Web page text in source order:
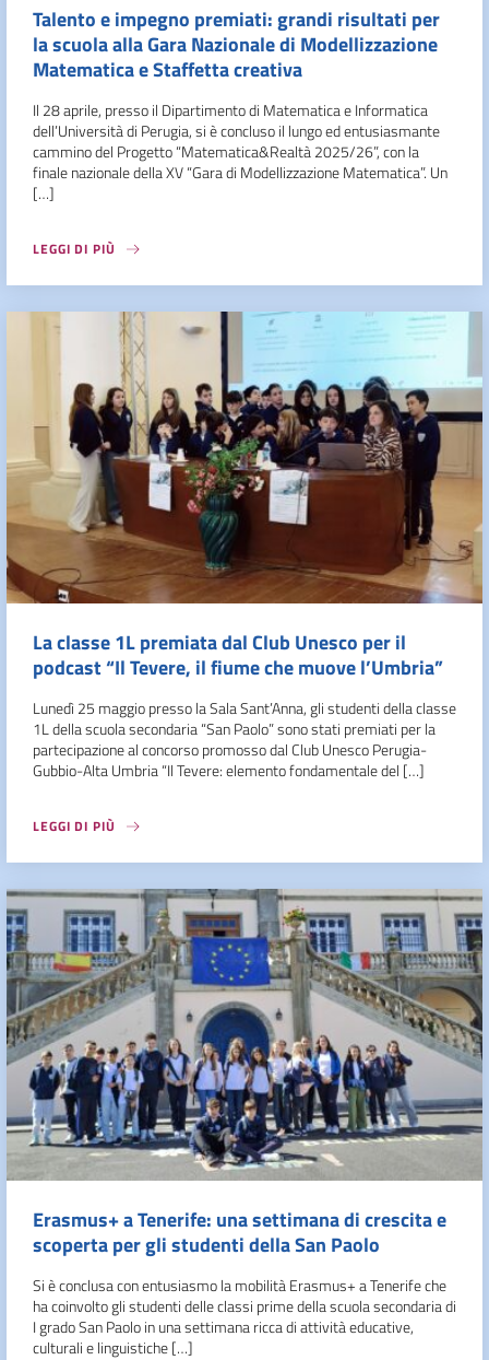
Talento e impegno premiati: grandi risultati per
la scuola alla Gara Nazionale di Modellizzazione
Matematica e Staffetta creativa
Il 28 aprile, presso il Dipartimento di Matematica e Informatica
dell’Università di Perugia, si è concluso il lungo ed entusiasmante
cammino del Progetto “Matematica&Realtà 2025/26”, con la
finale nazionale della XV “Gara di Modellizzazione Matematica”. Un
[…]
LEGGI DI PIÙ
La classe 1L premiata dal Club Unesco per il
podcast “Il Tevere, il fiume che muove l’Umbria”
Lunedì 25 maggio presso la Sala Sant’Anna, gli studenti della classe
1L della scuola secondaria “San Paolo” sono stati premiati per la
partecipazione al concorso promosso dal Club Unesco Perugia-
Gubbio-Alta Umbria “Il Tevere: elemento fondamentale del […]
LEGGI DI PIÙ
Erasmus+ a Tenerife: una settimana di crescita e
scoperta per gli studenti della San Paolo
Si è conclusa con entusiasmo la mobilità Erasmus+ a Tenerife che
ha coinvolto gli studenti delle classi prime della scuola secondaria di
I grado San Paolo in una settimana ricca di attività educative,
culturali e linguistiche […]